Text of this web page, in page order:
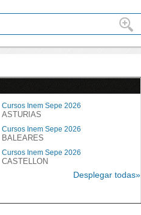
Cursos Inem Sepe 2026
ASTURIAS
Cursos Inem Sepe 2026
BALEARES
Cursos Inem Sepe 2026
CASTELLON
Desplegar todas»